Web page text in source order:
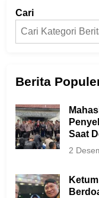
Cari
Berita
Saat
2